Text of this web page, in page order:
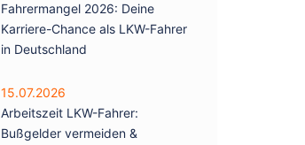
Fahrermangel 2026: Deine
Karriere-Chance als LKW-Fahrer
in Deutschland
15.07.2026
Arbeitszeit LKW-Fahrer:
Bußgelder vermeiden &